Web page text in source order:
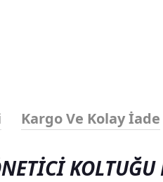
Kargo Ve Kolay İade